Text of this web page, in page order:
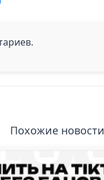
Похожие новости